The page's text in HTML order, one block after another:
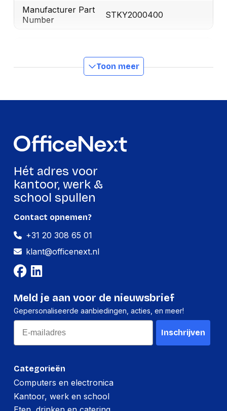
Manufacturer Part
Number
STKY2000400
WachtwoordbeveiligingJa
Energie
Harde schijf
File formaat systeem
HDD capaciteit
Kenmerken
Materiaal behuizing
Ondersteunt
Windows
besturingssysteem
Logistieke gegevens
Nettogewicht pallet
Pallet nettobreedte
1,219 mm
Toon meer
Hét adres voor
kantoor, werk &
school spullen
Categorieën
Computers en electronica
Kantoor, werk en school
Contact opnemen?
+31 20 308 65 01
klant@officenext.nl
Meld je aan voor de nieuwsbrief
Gepersonaliseerde aanbiedingen, acties, en meer!
Email
Inschrijven